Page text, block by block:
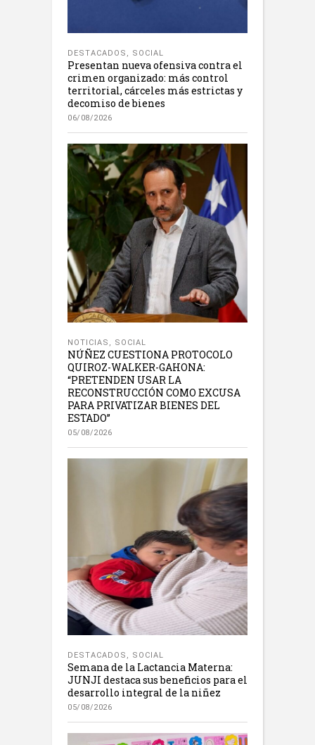
DESTACADOS , SOCIAL
Presentan nueva ofensiva contra el
crimen organizado: más control
territorial, cárceles más estrictas y
decomiso de bienes
06/08/2026
NOTICIAS , SOCIAL
NÚÑEZ CUESTIONA PROTOCOLO
QUIROZ-WALKER-GAHONA:
“PRETENDEN USAR LA
RECONSTRUCCIÓN COMO EXCUSA
PARA PRIVATIZAR BIENES DEL
ESTADO”
05/08/2026
DESTACADOS , SOCIAL
Semana de la Lactancia Materna:
JUNJI destaca sus beneficios para el
desarrollo integral de la niñez
05/08/2026